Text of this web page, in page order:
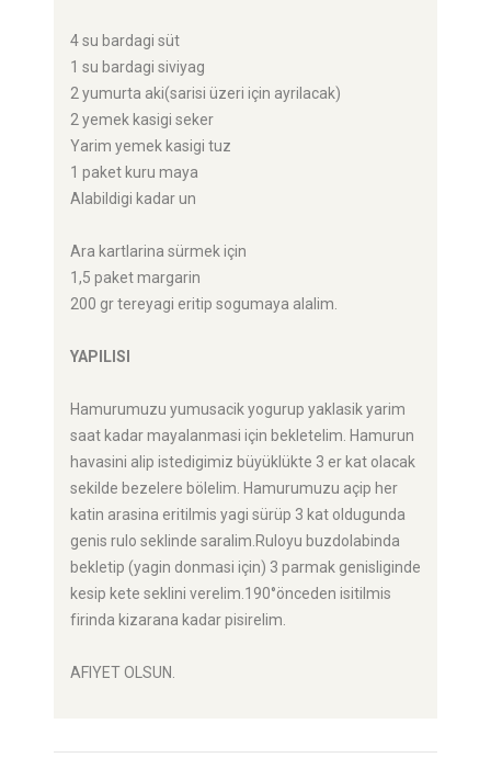
4 su bardagi süt
1 su bardagi siviyag
2 yumurta aki(sarisi üzeri için ayrilacak)
2 yemek kasigi seker
Yarim yemek kasigi tuz
1 paket kuru maya
Alabildigi kadar un
Ara kartlarina sürmek için
1,5 paket margarin
200 gr tereyagi eritip sogumaya alalim.
YAPILISI
Hamurumuzu yumusacik yogurup yaklasik yarim
saat kadar mayalanmasi için bekletelim. Hamurun
havasini alip istedigimiz büyüklükte 3 er kat olacak
sekilde bezelere bölelim. Hamurumuzu açip her
katin arasina eritilmis yagi sürüp 3 kat oldugunda
genis rulo seklinde saralim.Ruloyu buzdolabinda
bekletip (yagin donmasi için) 3 parmak genisliginde
kesip kete seklini verelim.190°önceden isitilmis
firinda kizarana kadar pisirelim.
AFIYET OLSUN.